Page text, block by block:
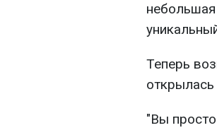
небольшая
Теперь
открылась
"Вы